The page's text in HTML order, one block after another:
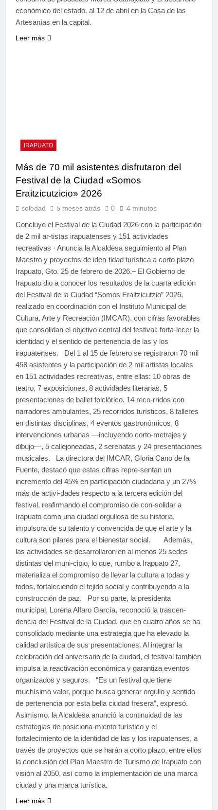
económico del estado. al 12 de abril en la Casa de las
Artesanías en la capital.
Leer más
IRAPUATO
Más de 70 mil asistentes disfrutaron del
Festival de la Ciudad «Somos
Eraitzicutzicio» 2026
soledad 5 meses atrás 0 4 minutos
Concluye el Festival de la Ciudad 2026 con la participación
de 2 mil ar-tistas irapuatenses y 151 actividades
recreativas · Anuncia la Alcaldesa seguimiento al Plan
Maestro y proyectos de iden-tidad turística a corto plazo
Irapuato, Gto. 25 de febrero de 2026.– El Gobierno de
Irapuato dio a conocer los resultados de la cuarta edición
del Festival de la Ciudad “Somos Eraitzicutzio” 2026,
realizado en coordinación con el Instituto Municipal de
Cultura, Arte y Recreación (IMCAR), con cifras favorables
que consolidan el objetivo central del festival: forta-lecer la
identidad y el sentido de pertenencia de las y los
irapuatenses. Del 1 al 15 de febrero se registraron 70 mil
458 asistentes y la participación de 2 mil artistas locales
en 151 actividades recreativas, entre ellas: 10 obras de
teatro, 7 exposiciones, 8 actividades literarias, 5
presentaciones de ballet folclórico, 14 reco-rridos con
narradores ambulantes, 25 recorridos turísticos, 8 talleres
en distintas disciplinas, 4 eventos gastronómicos, 8
intervenciones urbanas —incluyendo corto-metrajes y
dibujo—, 5 callejoneadas, 2 serenatas y 24 presentaciones
musicales. La directora del IMCAR, Gloria Cano de la
Fuente, destacó que estas cifras repre-sentan un
incremento del 45% en participación ciudadana y un 27%
más de activi-dades respecto a la tercera edición del
festival, reafirmando el compromiso de con-solidar a
Irapuato como una ciudad orgullosa de su historia,
impulsora de su talento y convencida de que el arte y la
cultura son pilares para el bienestar social. Además,
las actividades se desarrollaron en al menos 25 sedes
distintas del muni-cipio, lo que, rumbo a Irapuato 27,
materializa el compromiso de llevar la cultura a todas y
todos, fortaleciendo el tejido social y contribuyendo a la
construcción de paz. Por su parte, la presidenta
municipal, Lorena Alfaro García, reconoció la trascen-
dencia del Festival de la Ciudad, que en cuatro años se ha
consolidado mediante una estrategia que ha elevado la
calidad artística de sus presentaciones. Al integrar la
celebración del aniversario de la ciudad, el festival también
impulsa la reactivación económica y garantiza eventos
organizados y seguros. “Es un festival que tiene
muchísimo valor, porque busca generar orgullo y sentido
de pertenencia por esta bella ciudad fresera”, expresó.
Asimismo, la Alcaldesa anunció la continuidad de las
estrategias de posiciona-miento turístico y el
fortalecimiento de la identidad de las y los irapuatenses, a
través de proyectos que se harán a corto plazo, entre ellos
la conclusión del Plan Maestro de Turismo de Irapuato con
visión al 2050, así como la implementación de una marca
ciudad y una marca turística.
Leer más